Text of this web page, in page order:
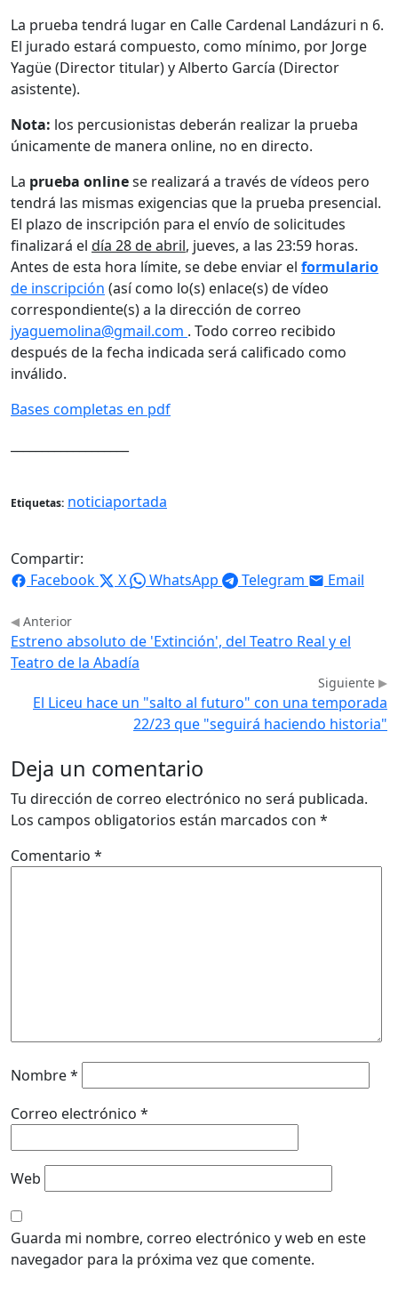
La prueba tendrá lugar en Calle Cardenal Landázuri n 6.
El jurado estará compuesto, como mínimo, por Jorge
Yagüe (Director titular) y Alberto García (Director
asistente).
Nota: los percusionistas deberán realizar la prueba
únicamente de manera online, no en directo.
La prueba onlinese realizará a través de vídeos pero
tendrá las mismas exigencias que la prueba presencial.
El plazo de inscripción para el envío de solicitudes
finalizará el día 28 de abril, jueves, a las 23:59 horas.
Antes de esta hora límite, se debe enviar el formulario
de inscripción (así como lo(s) enlace(s) de vídeo
correspondiente(s) a la dirección de correo
jyaguemolina@gmail.com . Todo correo recibido
después de la fecha indicada será calificado como
inválido.
Bases completas en pdf
Etiquetas: noticiaportada
Compartir:
Facebook
X WhatsApp Telegram Email
Anterior
Estreno absoluto de 'Extinción', del Teatro Real y el
Teatro de la Abadía
Siguiente
El Liceu hace un "salto al futuro" con una temporada
22/23 que "seguirá haciendo historia"
Deja un comentario
Tu dirección de correo electrónico no será publicada.
Los campos obligatorios están marcados con *
Comentario *
Nombre*
Correo electrónico *
Web
Guarda mi nombre, correo electrónico y web en este
navegador para la próxima vez que comente.